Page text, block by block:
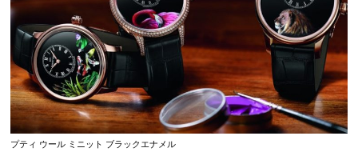
プティ ウール ミニット ブラックエナメル